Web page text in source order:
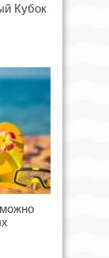
Кубок